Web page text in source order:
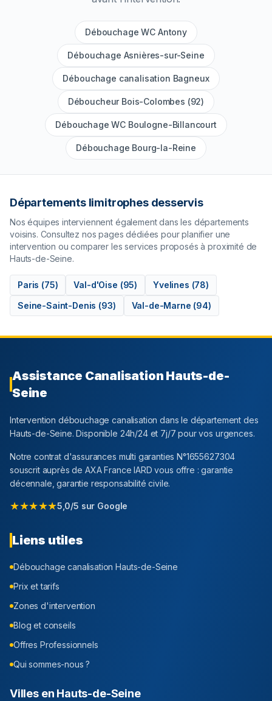
Débouchage WC Antony
Débouchage Asnières-sur-Seine
Débouchage canalisation Bagneux
Déboucheur Bois-Colombes (92)
Débouchage WC Boulogne-Billancourt
Débouchage Bourg-la-Reine
Départements limitrophes desservis
Nos équipes interviennent également dans les départements
voisins. Consultez nos pages dédiées pour planifier une
intervention ou comparer les services proposés à proximité de
Hauts-de-Seine.
Paris (75) Val-d'Oise (95) Yvelines (78)
Seine-Saint-Denis (93) Val-de-Marne (94)
Assistance Canalisation Hauts-de-
Seine
Intervention débouchage canalisation dans le département des
Hauts-de-Seine. Disponible 24h/24 et 7j/7 pour vos urgences.
Notre contrat d'assurances multi garanties N°1655627304
souscrit auprès de AXA France IARD vous offre : garantie
décennale, garantie responsabilité civile.
★★★★★5,0/5 sur Google
Liens utiles
Débouchage canalisationHauts-de-Seine
Prix et tarifs
Zones d'intervention
Blog et conseils
Offres Professionnels
Qui sommes-nous ?
Villes en Hauts-de-Seine